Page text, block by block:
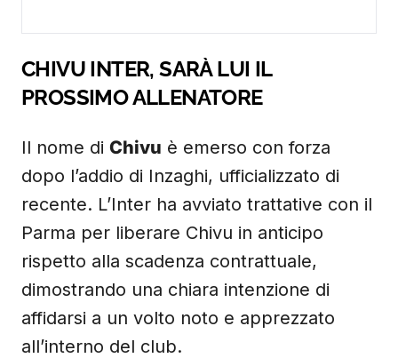
CHIVU INTER, SARÀ LUI IL
PROSSIMO ALLENATORE
Il nome di Chivu è emerso con forza
dopo l’addio di Inzaghi, ufficializzato di
recente. L’Inter ha avviato trattative con il
Parma per liberare Chivu in anticipo
rispetto alla scadenza contrattuale,
dimostrando una chiara intenzione di
affidarsi a un volto noto e apprezzato
all’interno del club.